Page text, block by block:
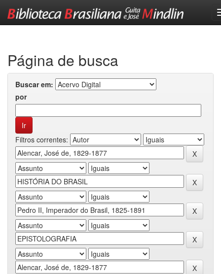
Página de busca
Buscar em:
por
Filtros correntes: